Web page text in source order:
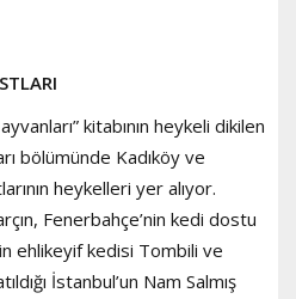
kitabının heykeli dikilen
bölümünde Kadıköy ve
heykelleri yer alıyor.
Fenerbahçe’nin kedi dostu
ehlikeyif kedisi Tombili ve
İstanbul’un Nam Salmış